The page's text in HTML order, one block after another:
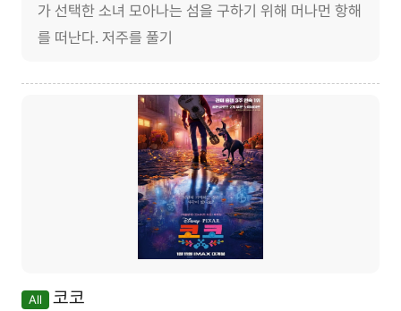
가 선택한 소녀 모아나는 섬을 구하기 위해 머나먼 항해
를 떠난다. 저주를 풀기
All 코코